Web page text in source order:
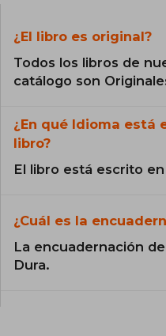
¿El libro es original?
Todos los libros de
catálogo son
¿En qué Idioma está
libro?
El libro está escrito
¿Cuál es la
La encuadernación
Dura.